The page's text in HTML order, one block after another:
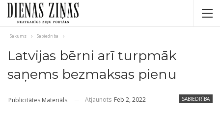
Sākums Sabiedrība
Latvijas bērni arī turpmāk
saņems bezmaksas pienu
SABIEDRĪBA
Publicitātes Materiāls Atjaunots Feb 2, 2022